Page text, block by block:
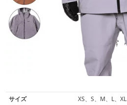
サイズ
XS、S、M、L、XL